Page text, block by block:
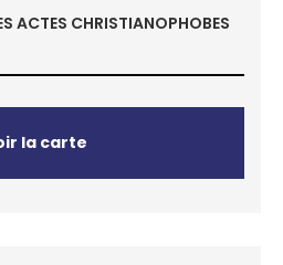
ACTES CHRISTIANOPHOBES
la carte